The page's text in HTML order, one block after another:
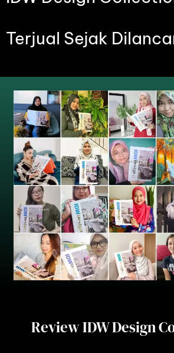
Terjual Sejak
Review IDW Design